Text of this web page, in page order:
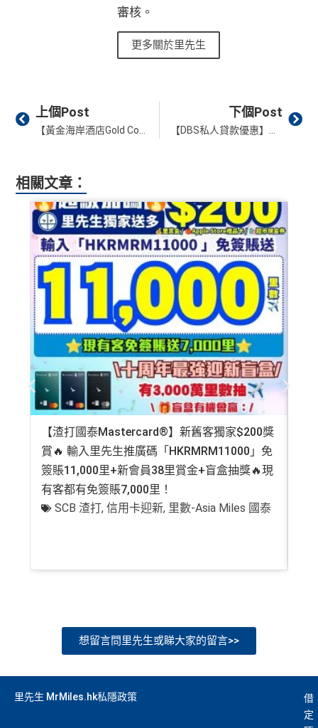
審核。
更多關於里先生
Prev
上個Post 下個Post
相關文章：
【渣打國泰Mastercard®】新舊客獨家$200獎
賞🔥 輸入里先生推廣碼「HKRMRM11000」免
簽賬11,000里+新會員38里賞金+盲盒抽獎🔥現
有客都有免簽賬7,000里！
SCB 渣打,信用卡迎新, 里數-Asia Miles 國泰
想留言問里先生或睇大家的留言>>
里先生 MrMiles.hk私隱政策
借
定